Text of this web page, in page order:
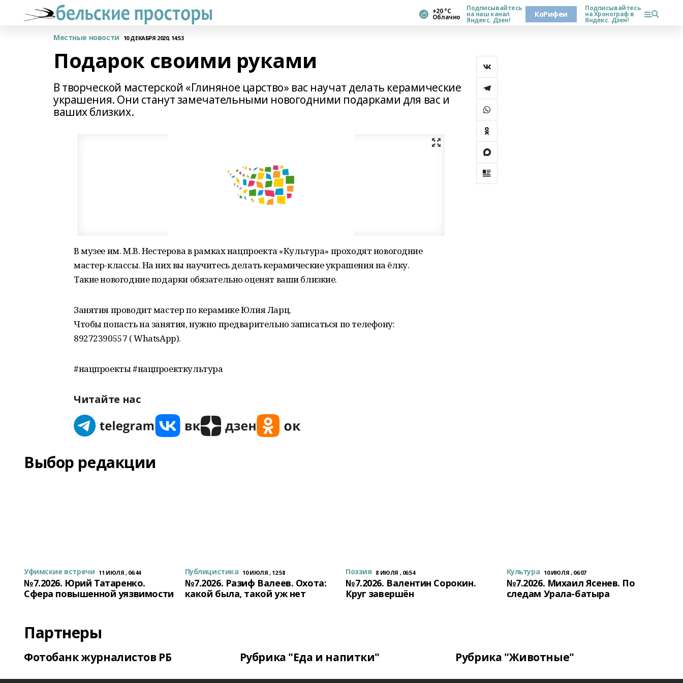
+20 °С
Облачно
Подписывайтесь
на наш канал
Яндекс. Дзен!
КоРифеи
Подписывайтесь
на Хронограф в
Яндекс. Дзен!
Местные новости 10 ДЕКАБРЯ 2020, 14:53
Подарок своими руками
В творческой мастерской «Глиняное царство» вас научат делать керамические
украшения. Они станут замечательными новогодними подарками для вас и
ваших близких.
В музее им. М.В. Нестерова в рамках нацпроекта «Культура» проходят новогодние
мастер-классы. На них вы научитесь делать керамические украшения на ёлку.
Такие новогодние подарки обязательно оценят ваши близкие.
Занятия проводит мастер по керамике Юлия Ларц.
Чтобы попасть на занятия, нужно предварительно записаться по телефону:
89272390557 ( WhatsApp).
#нацпроекты #нацпроекткультура
Читайте нас
Выбор редакции
Уфимские встречи 11 ИЮЛЯ , 06:44
№7.2026. Юрий Татаренко.
Сфера повышенной уязвимости
Публицистика 10 ИЮЛЯ , 12:58
№7.2026. Разиф Валеев. Охота:
какой была, такой уж нет
Поэзия 8 ИЮЛЯ , 06:54
№7.2026. Валентин Сорокин.
Круг завершён
Культура 10 ИЮЛЯ , 06:07
№7.2026. Михаил Ясенев. По
следам Урала-батыра
Партнеры
Фотобанк журналистов РБ Рубрика "Еда и напитки" Рубрика "Животные"